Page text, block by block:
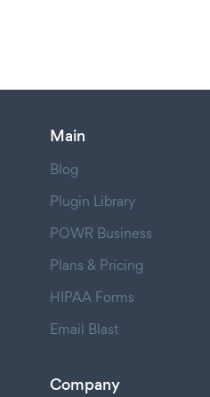
Main
Blog
Plugin Library
POWR Business
Plans & Pricing
HIPAA Forms
Email Blast
Company